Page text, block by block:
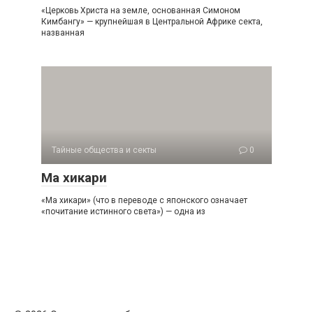
«Церковь Христа на земле, основанная Симоном
Кимбангу» — крупнейшая в Центральной Африке секта,
названная
Тайные общества и секты 0
Ма хикари
«Ма хикари» (что в переводе с японского означает
«почитание истинного света») — одна из